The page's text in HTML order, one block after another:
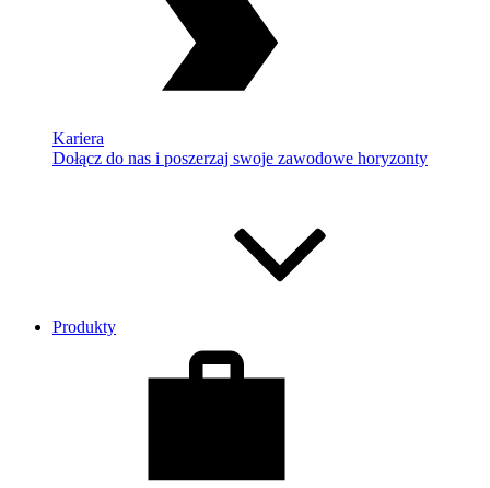
Kariera
Dołącz do nas i poszerzaj swoje zawodowe horyzonty
Produkty